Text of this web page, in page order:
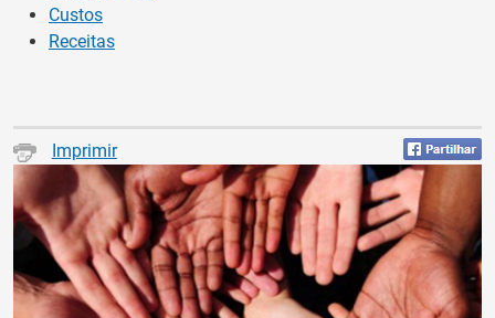
Custos
Receitas
Imprimir